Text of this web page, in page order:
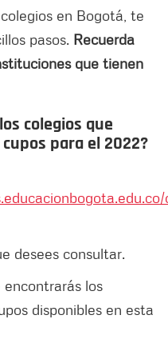
en Bogotá, te
pasos. Recuerda
que tienen
colegios que
para el 2022?
desees consultar.
los
disponibles en esta